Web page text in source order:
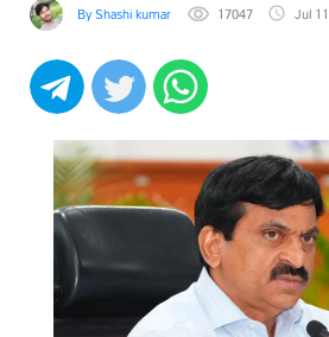
By Shashi kumar 17047 Jul